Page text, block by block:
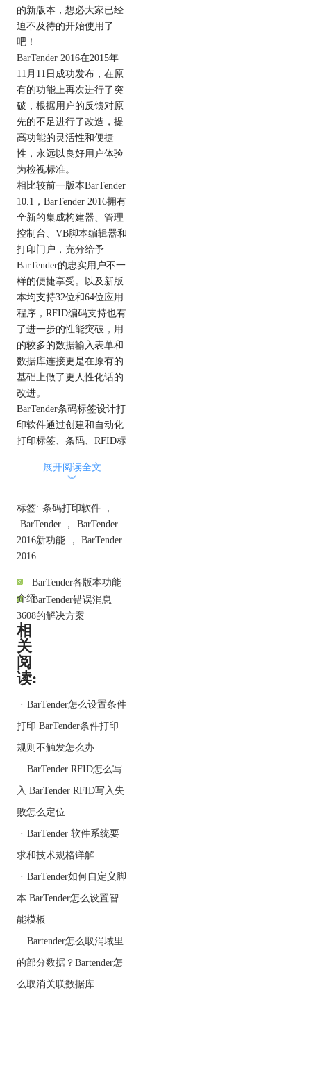
的新版本，想必大家已经
迫不及待的开始使用了
吧！
BarTender 2016在2015年
11月11日成功发布，在原
有的功能上再次进行了突
破，根据用户的反馈对原
先的不足进行了改造，提
高功能的灵活性和便捷
性，永远以良好用户体验
为检视标准。
相比较前一版本BarTender
10.1，BarTender 2016拥有
全新的集成构建器、管理
控制台、VB脚本编辑器和
打印门户，充分给予
BarTender的忠实用户不一
样的便捷享受。以及新版
本均支持32位和64位应用
程序，RFID编码支持也有
了进一步的性能突破，用
的较多的数据输入表单和
数据库连接更是在原有的
基础上做了更人性化话的
改进。
BarTender条码标签设计打
印软件通过创建和自动化
打印标签、条码、RFID标
地的公司提高安全性、机
标签可有着大大的用处：
·通过供应链加速商品流
动； ·帮助病人在正确时
间获取正确的药物； ·告
物质； ·告知每个家长每
份零食的有效成分，以防
过敏； ·可追溯传播疾病
食物的源头，等等。
智能模板提升设计强度
BarTender智能模板可简化
设计条码标签的工序，用
户可以不需要创建和维护
保护层可以防止未经授权
的编辑。
综合自动化与控制
使大型企业集中经营、监
控、管理和确保打印操作
安全。BarTender 支持许
日志和系统审计。
从任何设备或浏览器打印
展开阅读全文
︾
标签: 条码打印软件
，
BarTender
，
BarTender
2016新功能
，
BarTender
2016
BarTender各版本功能
介绍BarTender错误消息
3608的解决方案
相
关
阅
读:
· BarTender怎么设置条件
打印 BarTender条件打印
规则不触发怎么办
· BarTender RFID怎么写
入 BarTender RFID写入失
败怎么定位
· BarTender 软件系统要
求和技术规格详解
· BarTender如何自定义脚
本 BarTender怎么设置智
能模板
· Bartender怎么取消域里
的部分数据？Bartender怎
么取消关联数据库